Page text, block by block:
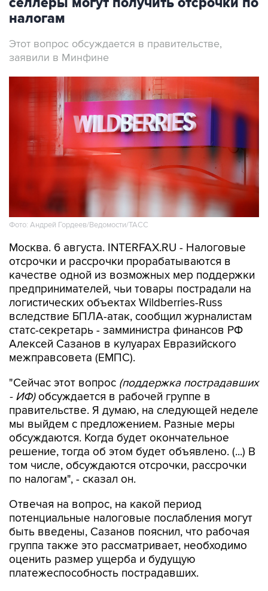
налогам
Этот вопрос обсуждается в правительстве,
заявили в Минфине
Фото: Андрей Гордеев/Ведомости/ТАСС
Москва. 6 августа. INTERFAX.RU - Налоговые
отсрочки и рассрочки прорабатываются в
качестве одной из возможных мер поддержки
предпринимателей, чьи товары пострадали на
логистических объектах Wildberries-Russ
вследствие БПЛА-атак, сообщил журналистам
статс-секретарь - замминистра финансов РФ
Алексей Сазанов в кулуарах Евразийского
межправсовета (ЕМПС).
"Сейчас этот вопрос (поддержка пострадавших
- ИФ)обсуждается в рабочей группе в
правительстве. Я думаю, на следующей неделе
мы выйдем с предложением. Разные меры
обсуждаются. Когда будет окончательное
решение, тогда об этом будет объявлено. (...) В
том числе, обсуждаются отсрочки, рассрочки
по налогам", - сказал он.
Отвечая на вопрос, на какой период
потенциальные налоговые послабления могут
быть введены, Сазанов пояснил, что рабочая
группа также это рассматривает, необходимо
оценить размер ущерба и будущую
платежеспособность пострадавших.